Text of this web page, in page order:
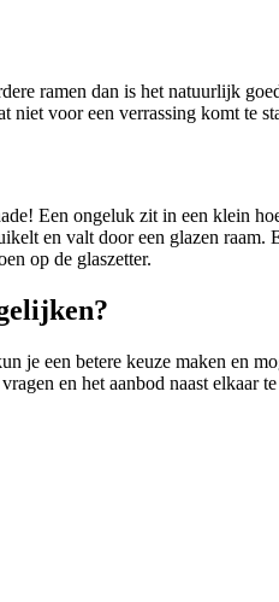
ramen dan is het natuurlijk
niet voor een verrassing komt te
Een ongeluk zit in een klein
en valt door een glazen
op de glaszetter.
je een betere keuze maken en
en het aanbod naast elkaar